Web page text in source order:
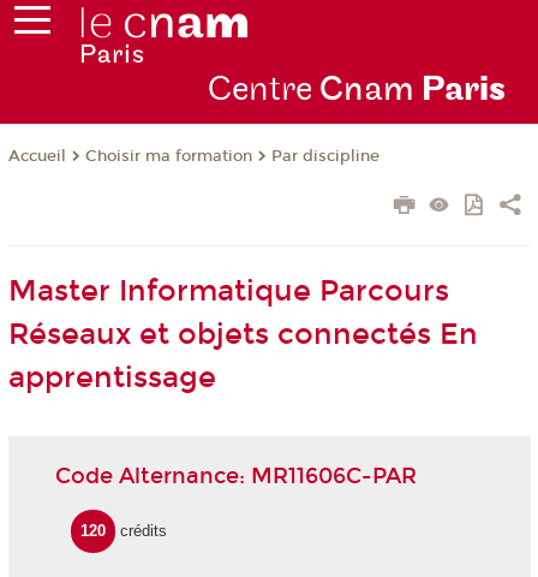
Centre Cnam Paris
Accueil Choisir ma formation Par discipline
Master Informatique Parcours
Réseaux et objets connectés En
apprentissage
Code Alternance: MR11606C-PAR
120 crédits